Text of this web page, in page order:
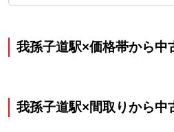
我孫子道駅×価格帯から中
我孫子道駅×間取りから中